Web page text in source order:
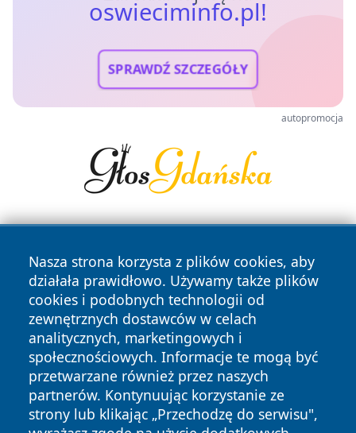
oswieciminfo.pl!
SPRAWDŹ SZCZEGÓŁY
autopromocja
Nasza strona korzysta z plików cookies, aby
działała prawidłowo. Używamy także plików
cookies i podobnych technologii od
zewnętrznych dostawców w celach
analitycznych, marketingowych i
społecznościowych. Informacje te mogą być
przetwarzane również przez naszych
partnerów. Kontynuując korzystanie ze
strony lub klikając „Przechodzę do serwisu",
Copyright © 2026 oswieciminfo.pl Wszystkie prawa
zastrzeżone.
News Autorzy
Polityka
Prywatności
Polityka
Cookies